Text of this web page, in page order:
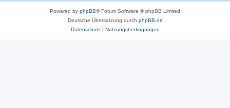
Powered by phpBB® Forum Software © phpBB Limited
Deutsche Übersetzung durch phpBB.de
Datenschutz| Nutzungsbedingungen